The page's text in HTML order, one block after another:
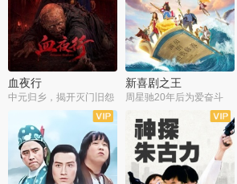
血夜行
中元归乡，揭开灭门旧怨
新喜剧之王
周星驰20年后为爱奋斗